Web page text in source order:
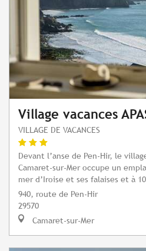
Village vacances
VILLAGE DE VACANCES
Devant l’anse de Pen-Hir, le
Camaret-sur-Mer occupe un
mer d’Iroise et ses falaises et à
940, route de Pen-Hir
29570
Camaret-sur-Mer